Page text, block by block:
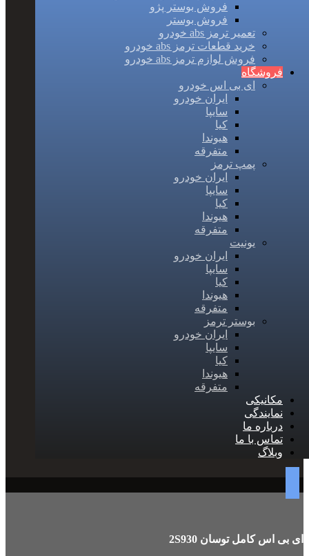
فروش بوستر پژو
فروش بوستر
تعمیر ترمز abs خودرو
خرید قطعات ترمز abs خودرو
فروش لوازم ترمز abs خودرو
فروشگاه
ای بی اس خودرو
ایران خودرو
سایپا
کیا
هیوندا
متفرقه
پمپ ترمز
ایران خودرو
سایپا
کیا
هیوندا
متفرقه
یونیت
ایران خودرو
سایپا
کیا
هیوندا
متفرقه
بوستر ترمز
ایران خودرو
سایپا
کیا
هیوندا
متفرقه
مکانیکی
نمایندگی
درباره ما
تماس با ما
وبلاگ
ای بی اس کامل توسان 2S930